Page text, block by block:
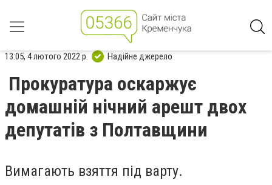
13:05, 4 лютого 2022 р. Надійне джерело
Прокуратура оскаржує
домашній нічний арешт двох
депутатів з Полтавщини
Вимагають взяття під варту.